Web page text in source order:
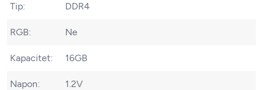
Tip: DDR4
RGB: Ne
Kapacitet: 16GB
Napon: 1.2V